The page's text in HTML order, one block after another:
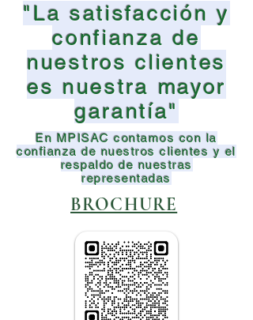
"La satisfacción y
confianza de
nuestros clientes
es nuestra mayor
garantía"
En MPISAC contamos con la
confianza de nuestros clientes y el
respaldo de nuestras
representadas
BROCHURE